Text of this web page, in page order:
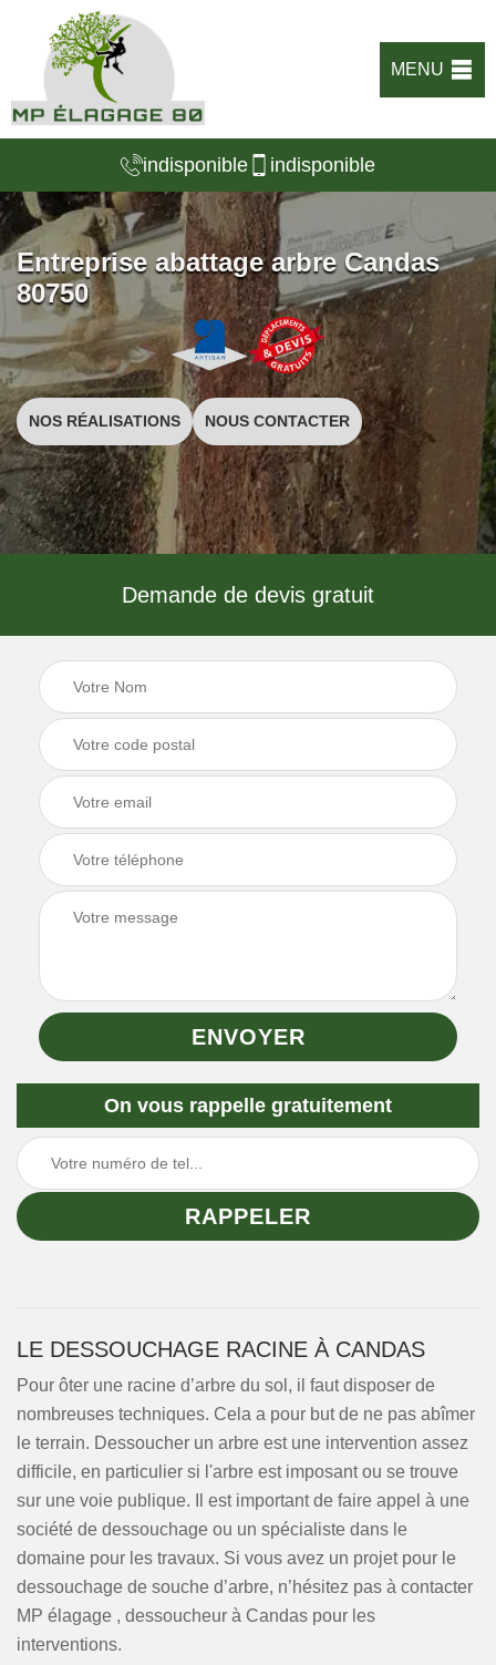
MENU
indisponible indisponible
Entreprise abattage arbre Candas
80750
NOS RÉALISATIONS NOUS CONTACTER
Demande de devis gratuit
On vous rappelle gratuitement
LE DESSOUCHAGE RACINE À CANDAS
Pour ôter une racine d’arbre du sol, il faut disposer de
nombreuses techniques. Cela a pour but de ne pas abîmer
le terrain. Dessoucher un arbre est une intervention assez
difficile, en particulier si l'arbre est imposant ou se trouve
sur une voie publique. Il est important de faire appel à une
société de dessouchage ou un spécialiste dans le
domaine pour les travaux. Si vous avez un projet pour le
dessouchage de souche d’arbre, n’hésitez pas à contacter
MP élagage , dessoucheur à Candas pour les
interventions.